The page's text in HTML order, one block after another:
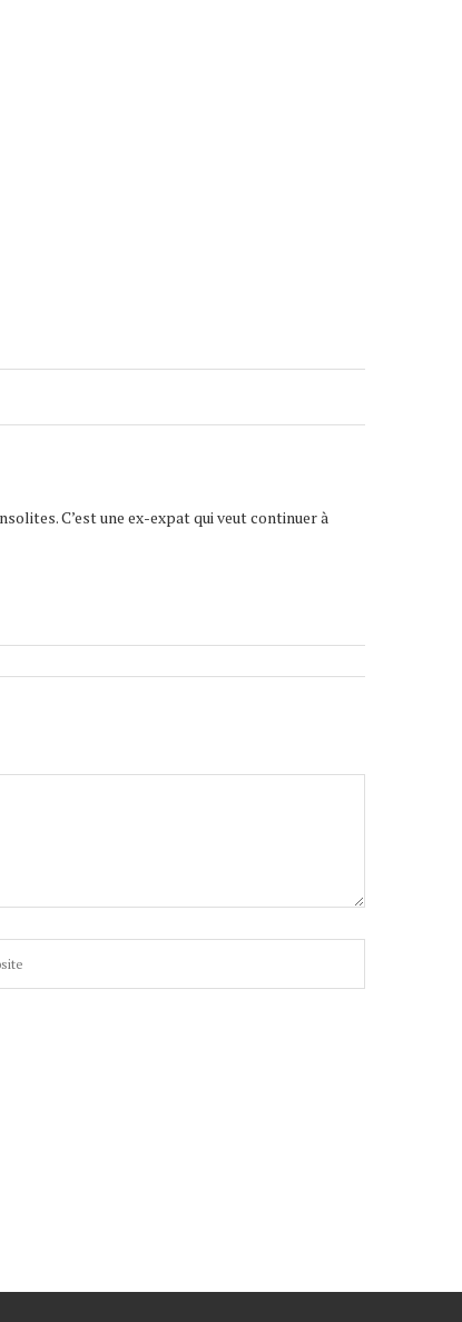
C’est une ex-expat qui veut continuer à